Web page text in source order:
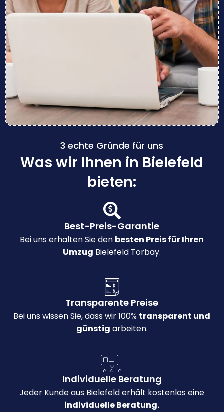
3 echte Gründe für uns
Was wir Ihnen in Bielefeld
bieten:
Best-Preis-Garantie
Bei uns erhalten Sie den besten Preis für Ihren
Umzug Bielefeld Torbay.
Transparente Preise
Bei uns wissen Sie, dass wir 100% transparent und
günstig arbeiten.
Individuelle Beratung
Jeder Kunde aus Bielefeld erhält kostenlos eine
individuelle Beratung.